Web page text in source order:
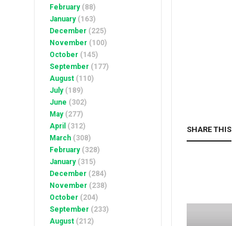
February(88)
January(163)
December (225)
November (100)
October (145)
September (177)
August (110)
July(189)
June (302)
May(277)
April (312)
March (308)
February(328)
January(315)
December (284)
November (238)
October (204)
September (233)
August (212)
SHARE THIS